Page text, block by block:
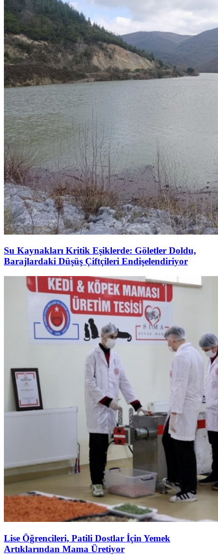
Su Kaynakları Kritik Eşiklerde: Göletler Doldu,
Barajlardaki Düşüş Çiftçileri Endişelendiriyor
Lise Öğrencileri, Patili Dostlar İçin Yemek
Artıklarından Mama Üretiyor